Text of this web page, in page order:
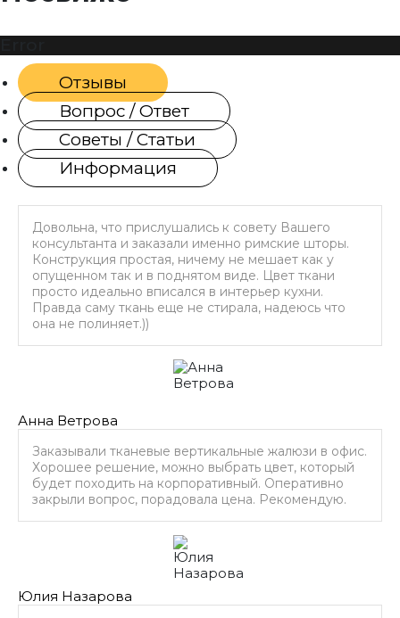
Отзывы
Вопрос / Ответ
Советы / Статьи
Информация
Довольна, что прислушались к совету Вашего
консультанта и заказали именно римские шторы.
Конструкция простая, ничему не мешает как у
опущенном так и в поднятом виде. Цвет ткани
просто идеально вписался в интерьер кухни.
Правда саму ткань еще не стирала, надеюсь что
она не полиняет.))
Анна Ветрова
Заказывали тканевые вертикальные жалюзи в офис.
Хорошее решение, можно выбрать цвет, который
будет походить на корпоративный. Оперативно
закрыли вопрос, порадовала цена. Рекомендую.
Юлия Назарова